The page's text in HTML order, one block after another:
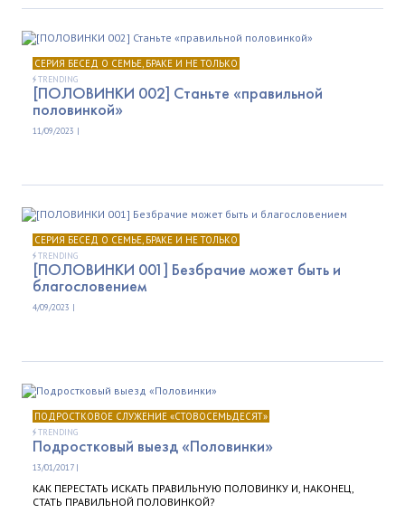
СЕРИЯ БЕСЕД О СЕМЬЕ, БРАКЕ И НЕ ТОЛЬКО
TRENDING
[ПОЛОВИНКИ 002] Станьте «правильной
половинкой»
11/09/2023 |
CЕРИЯ БЕСЕД О СЕМЬЕ, БРАКЕ И НЕ ТОЛЬКО
TRENDING
[ПОЛОВИНКИ 001] Безбрачие может быть и
благословением
4/09/2023 |
ПОДРОСТКОВОЕ СЛУЖЕНИЕ «СТОВОСЕМЬДЕСЯТ»
TRENDING
Подростковый выезд «Половинки»
13/01/2017 |
КАК ПЕРЕСТАТЬ ИСКАТЬ ПРАВИЛЬНУЮ ПОЛОВИНКУ И, НАКОНЕЦ,
СТАТЬ ПРАВИЛЬНОЙ ПОЛОВИНКОЙ?